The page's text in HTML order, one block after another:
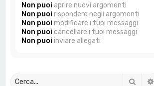
Non puoi aprire nuovi argomenti
Non puoi rispondere negli argomenti
Non puoi modificare i tuoi messaggi
Non puoi cancellare i tuoi messaggi
Non puoi inviare allegati
Cerca